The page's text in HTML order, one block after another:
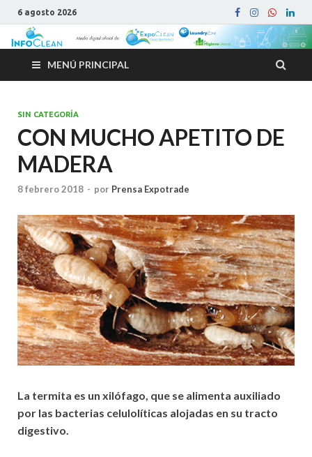
6 agosto 2026
MENÚ PRINCIPAL
SIN CATEGORÍA
CON MUCHO APETITO DE
MADERA
8 febrero 2018 - por Prensa Expotrade
La termita es un xilófago, que se alimenta auxiliado
por las bacterias celulolíticas alojadas en su tracto
digestivo.